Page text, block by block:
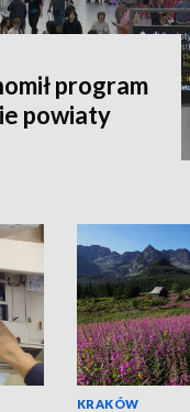
program
powiaty
KRAKÓW